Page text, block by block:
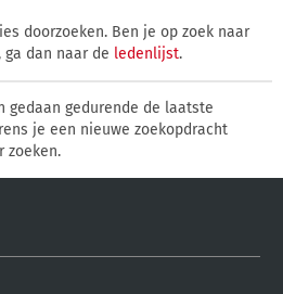
doorzoeken. Ben je op zoek naar
dan naar de ledenlijst.
gedaan gedurende de laatste
je een nieuwe zoekopdracht
zoeken.